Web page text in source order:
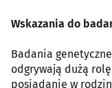
Wskazania do
Badania
odgrywają dużą
posiadanie w